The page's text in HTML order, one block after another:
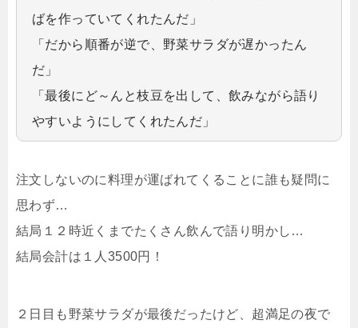
ばを作っていてくれたんだ」
「だから順番が逆で、野菜サラダが遅かったん
だ」
「最後にど～んと枝豆を出して、飲みながら語り
やすいようにしてくれたんだ」
注文しないのに料理が運ばれてくることに誰も疑問に
思わず…
結局１２時近くまでたくさん飲んで語り明かし…
結局会計は１人3500円！
２日目も野菜サラダが最後だったけど、超満足の夜で